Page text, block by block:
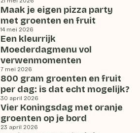
Maak je eigen pizza party
met groenten en fruit
14 mei 2026
Een kleurrijk
Moederdagmenu vol
verwenmomenten
7 mei 2026
800 gram groenten en fruit
per dag: is dat echt mogelijk?
30 april 2026
Vier Koningsdag met oranje
groenten op je bord
23 april 2026